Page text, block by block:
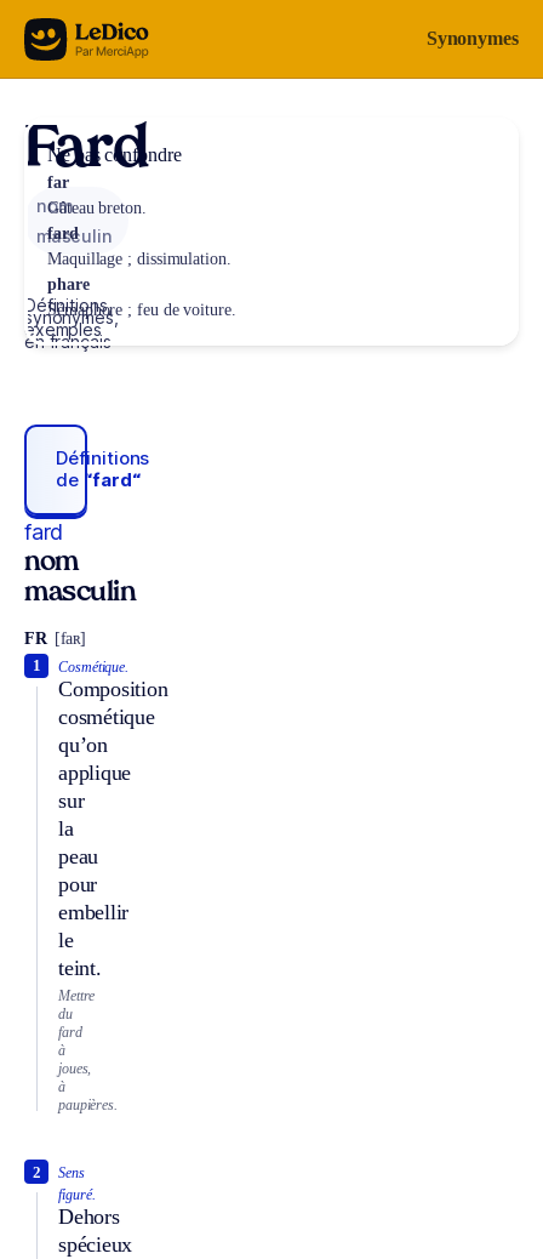
Aller au contenu Synonymes
Fard
nom
masculin
Définitions,
synonymes,
exemples
en français
Définitions
de “fard“
fard
nom
masculin
FR [faʀ]
Cosmétique.
Composition
cosmétique
qu’on
applique
sur
la
peau
pour
embellir
le
teint.
1
Mettre
du
fard
à
joues,
à
paupières.
Sens
figuré.
Dehors
spécieux
2
Ne pas confondre
far
Gâteau breton.
fard
Maquillage ; dissimulation.
phare
Sémaphore ; feu de voiture.